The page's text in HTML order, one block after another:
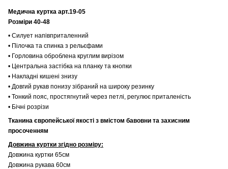
Медична куртка арт.19-05
Розміри 40-48
• Силует напівприталенний
• Пілочка та спинка з рельєфами
• Горловина оброблена круглим вирізом
• Центральна застібка на планку та кнопки
• Накладні кишені знизу
• Довгий рукав понизу зібраний на широку резинку
• Тонкий пояс, простягнутий через петлі, регулює приталеність
• Бічні розрізи
Тканина європейської якості з вмістом бавовни та захисним
просоченням
Довжина куртки згідно розміру:
Довжина куртки 65см
Довжина рукава 60см